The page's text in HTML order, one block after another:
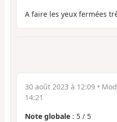
A faire les yeux fermées
30 août 2023 à 12:09 •
14:21
Note globale : 5 / 5